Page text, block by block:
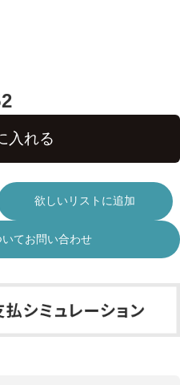
入れる
欲しいリストに追加
てお問い合わせ